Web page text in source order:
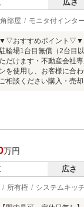
広さ
角部屋 モニタ付インタ
▼▽おすすめポイント
輪場1台目無償（2台目
だけます・不動産会社
ンを使用し、お客様に合
ご相談ください購入・売
万円
広さ
所有権 システムキッ